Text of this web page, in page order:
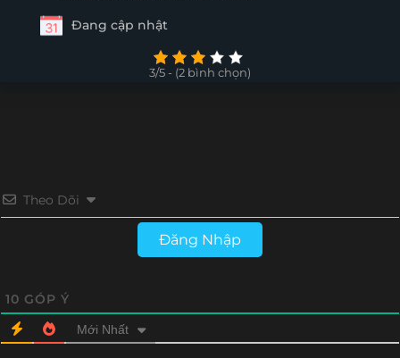
Đang cập nhật
3/5 - (2 bình chọn)
Theo Dõi
Đăng Nhập
10 GÓP Ý
Mới Nhất